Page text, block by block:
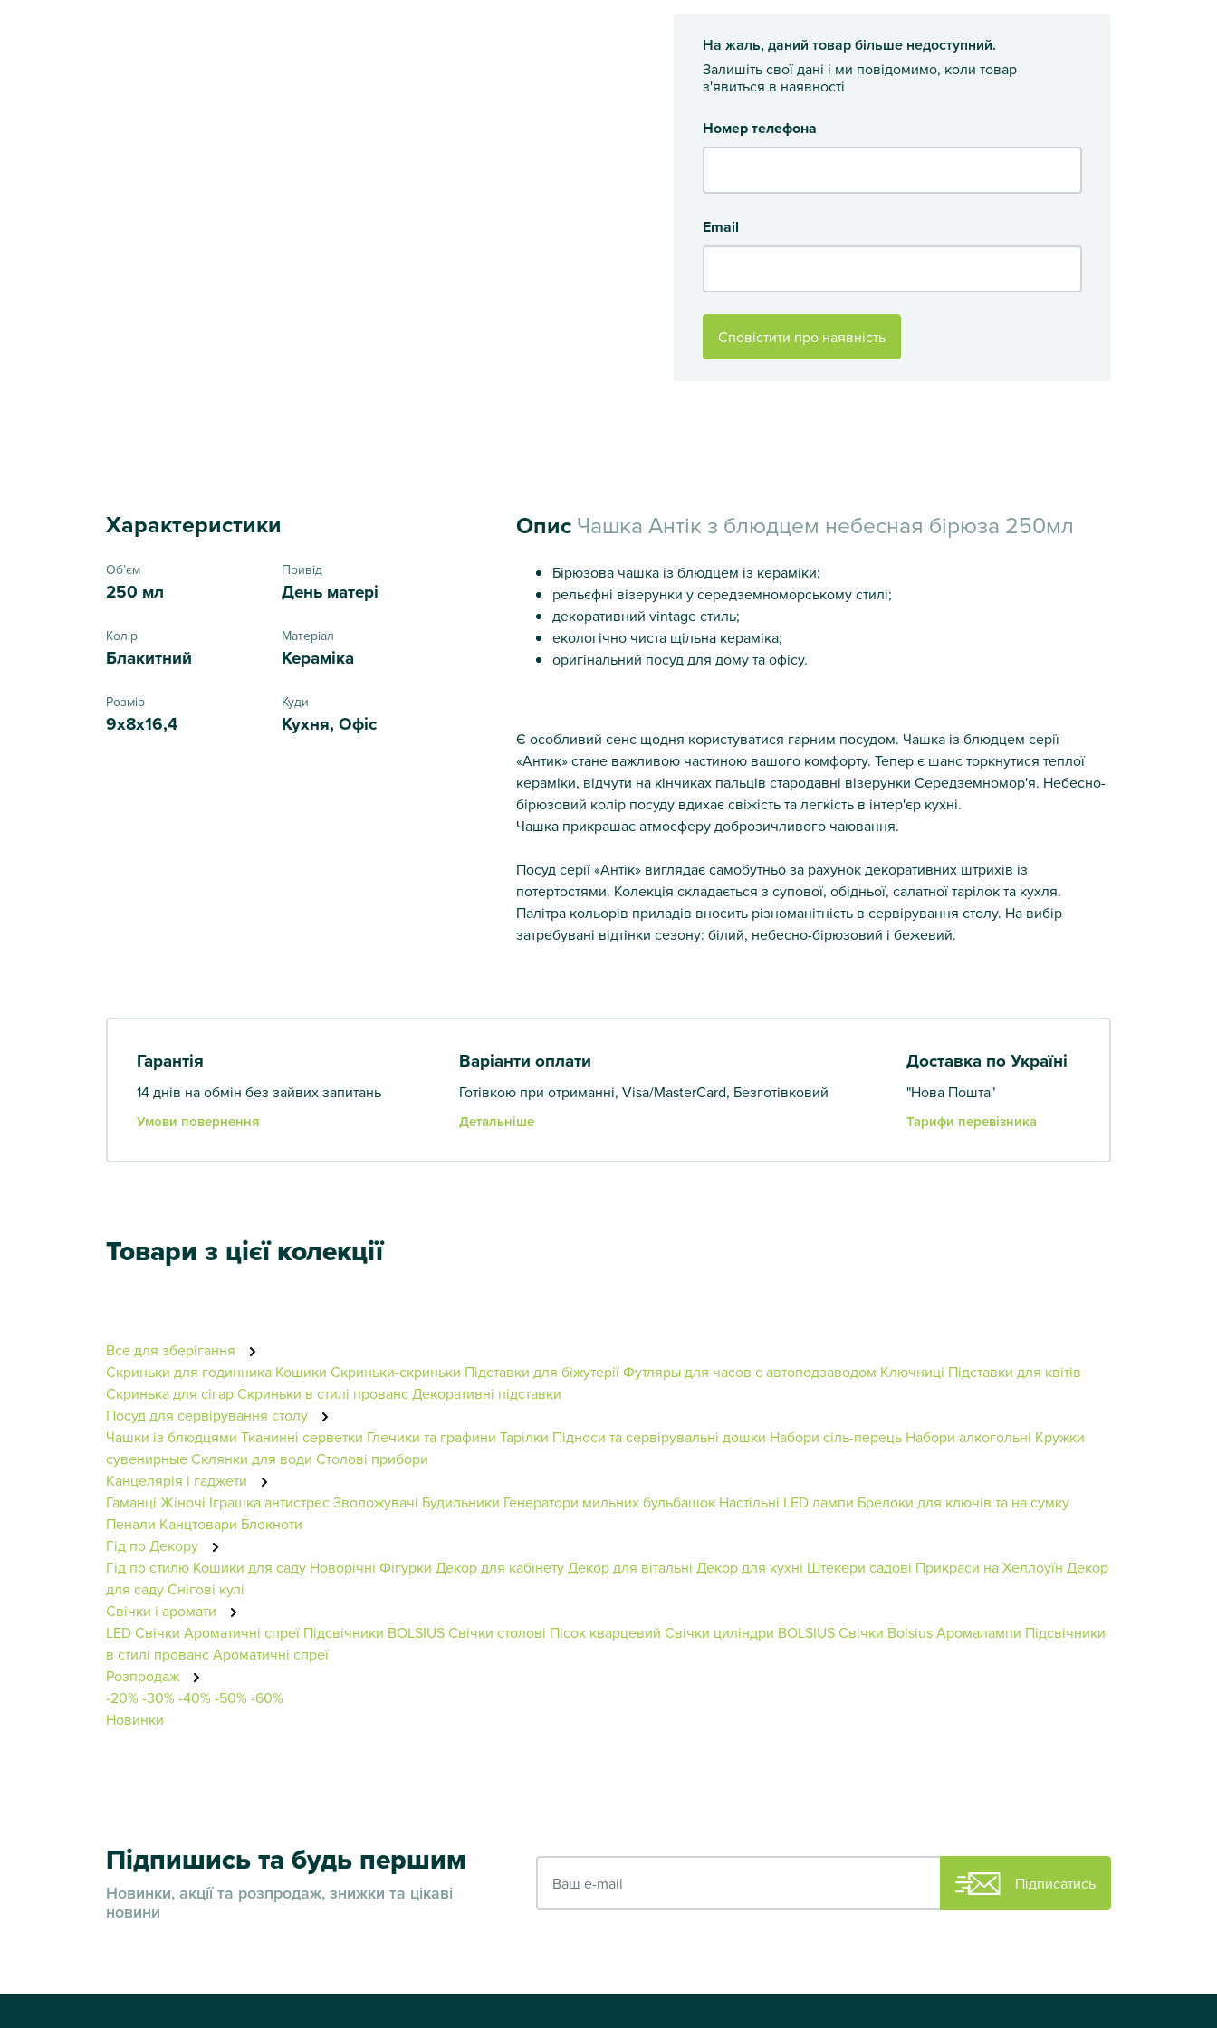
На жаль, даний товар більше недоступний.
Залишіть свої дані і ми повідомимо, коли товар
з'явиться в наявності
Номер телефона
Email
Сповістити про наявність
Характеристики
Обʼєм
250 мл
Привід
День матері
Колір
Блакитний
Матеріал
Кераміка
Розмір
9x8x16,4
Куди
Кухня, Офіс
Опис Чашка Антік з блюдцем небесная бірюза 250мл
Бірюзова чашка із блюдцем із кераміки;
рельєфні візерунки у середземноморському стилі;
декоративний vintage стиль;
екологічно чиста щільна кераміка;
оригінальний посуд для дому та офісу.
Є особливий сенс щодня користуватися гарним посудом. Чашка із блюдцем серії
«Антик» стане важливою частиною вашого комфорту. Тепер є шанс торкнутися теплої
кераміки, відчути на кінчиках пальців стародавні візерунки Середземномор'я. Небесно-
бірюзовий колір посуду вдихає свіжість та легкість в інтер'єр кухні.
Чашка прикрашає атмосферу доброзичливого чаювання.
Посуд серії «Антік» виглядає самобутньо за рахунок декоративних штрихів із
потертостями. Колекція складається з супової, обідньої, салатної тарілок та кухля.
Палітра кольорів приладів вносить різноманітність в сервірування столу. На вибір
затребувані відтінки сезону: білий, небесно-бірюзовий і бежевий.
Гарантія
14 днів на обмін без зайвих запитань
Умови повернення
Варіанти оплати
Готівкою при отриманні, Visa/MasterCard, Безготівковий
Детальніше
Доставка по Україні
"Нова Пошта"
Тарифи перевізника
Товари з цієї колекції
Все для зберігання
Скриньки для годинника Кошики Скриньки-скриньки Підставки для біжутеріїФутляры для часов с автоподзаводом Ключниці Підставки для квітів
Скринька для сігарСкриньки в стилі провансДекоративні підставки
Посуд для сервірування столу
Чашки із блюдцями Тканинні серветки Глечики та графини Тарілки Підноси та сервірувальні дошки Набори сіль-перець Набори алкогольні Кружки
сувенирныеСклянки для води Столові прибори
Канцелярія і гаджети
Гаманці Жіночі Іграшка антистресЗволожувачі Будильники Генератори мильних бульбашок Настільні LED лампи Брелоки для ключів та на сумку
Пенали Канцтовари Блокноти
Гід по Декору
Гід по стилю Кошики для саду Новорічні Фігурки Декор для кабінетуДекор для вітальні Декор для кухні Штекери садові Прикраси на Хеллоуїн Декор
для садуСнігові кулі
Свічки і аромати
LED Свічки Ароматичні спреї Підсвічники BOLSIUSСвічки столові Пісок кварцевий Свічки циліндри BOLSIUSСвічки BolsiusАромалампи Підсвічники
в стилі провансАроматичні спреї
Розпродаж
-20%-30%-40%-50%-60%
Новинки
Підпишись та будь першим
Новинки, акції та розпродаж, знижки та цікаві
новини
Підписатись